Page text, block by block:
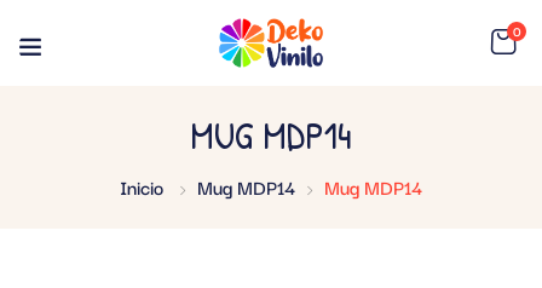
0
MUG MDP14
Inicio Mug MDP14 Mug MDP14